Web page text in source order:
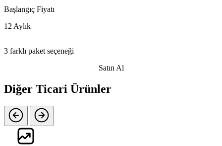
Başlangıç Fiyatı
12 Aylık
3 farklı paket seçeneği
Satın Al
Diğer Ticari Ürünler